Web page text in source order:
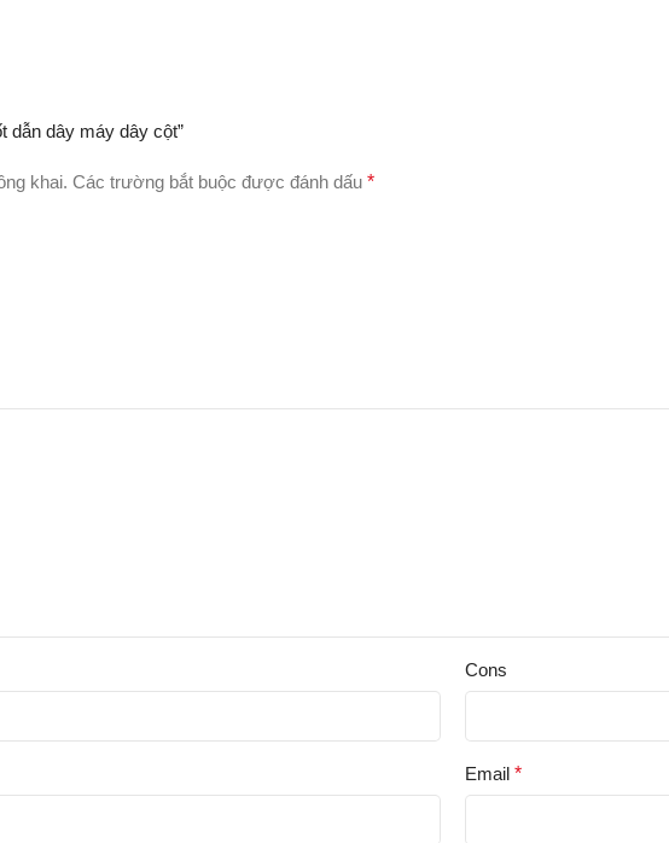
dẫn dây máy dây cột”
khai. Các trường bắt buộc được đánh dấu *
Cons
Email *